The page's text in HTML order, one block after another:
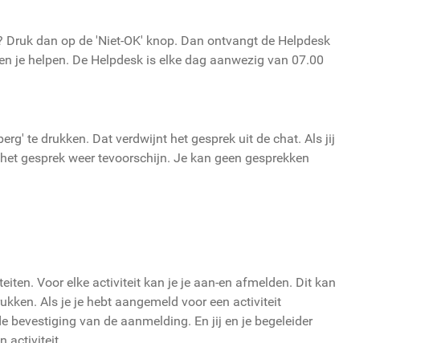
dan op de 'Niet-OK' knop. Dan ontvangt de Helpdesk
je helpen. De Helpdesk is elke dag aanwezig van 07.00
te drukken. Dat verdwijnt het gesprek uit de chat. Als jij
gesprek weer tevoorschijn. Je kan geen gesprekken
Voor elke activiteit kan je je aan-en afmelden. Dit kan
Als je je hebt aangemeld voor een activiteit
bevestiging van de aanmelding. En jij en je begeleider